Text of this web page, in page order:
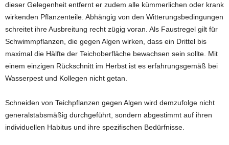
dieser Gelegenheit entfernt er zudem alle kümmerlichen oder krank
wirkenden Pflanzenteile. Abhängig von den Witterungsbedingungen
schreitet ihre Ausbreitung recht zügig voran. Als Faustregel gilt für
Schwimmpflanzen, die gegen Algen wirken, dass ein Drittel bis
maximal die Hälfte der Teichoberfläche bewachsen sein sollte. Mit
einem einzigen Rückschnitt im Herbst ist es erfahrungsgemäß bei
Wasserpest und Kollegen nicht getan.
Schneiden von Teichpflanzen gegen Algen wird demzufolge nicht
generalstabsmäßig durchgeführt, sondern abgestimmt auf ihren
individuellen Habitus und ihre spezifischen Bedürfnisse.